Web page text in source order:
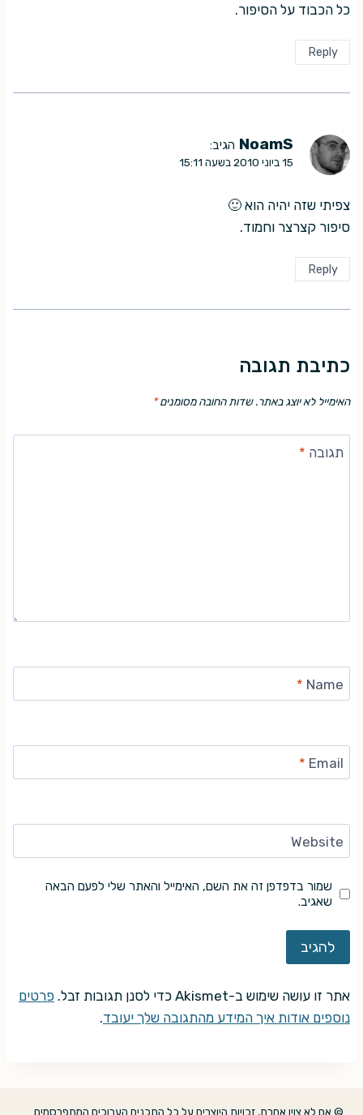
כל הכבוד על הסיפור.
Reply
NoamS הגיב:
15 ביוני 2010 בשעה 15:11
צפיתי שזה יהיה הוא 🙂
סיפור קצרצר וחמוד.
Reply
כתיבת תגובה
האימייל לא יוצג באתר. שדות החובה מסומנים*
תגובה *
Name
*
Email
*
Website
שמור בדפדפן זה את השם, האימייל והאתר שלי לפעם הבאה
שאגיב.
אתר זו עושה שימוש ב-Akismet כדי לסנן תגובות זבל.
פרטים
נוספים אודות איך המידע מהתגובה שלך יעובד.
© אם לא צוין אחרת, זכויות היוצרים על כל התכנים הערוכים המתפרסמים